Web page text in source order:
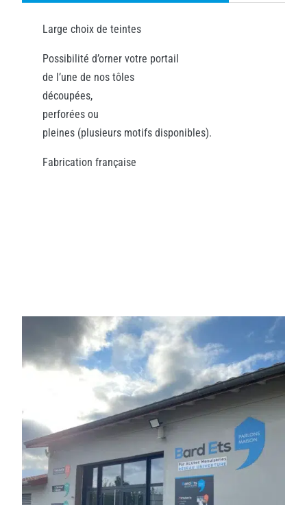
Large choix de teintes
Possibilité d’orner votre portail
de l’une de nos tôles
découpées,
perforées ou
pleines (plusieurs motifs disponibles).
Fabrication française